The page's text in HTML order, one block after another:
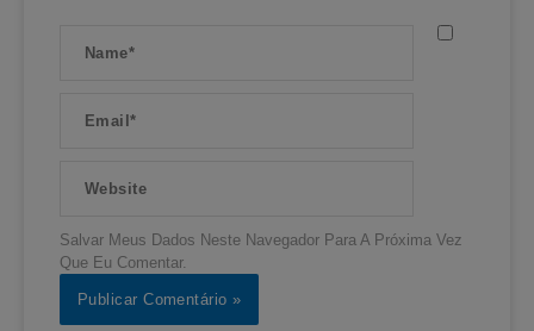
Salvar Meus Dados Neste Navegador Para A Próxima Vez
Que Eu Comentar.